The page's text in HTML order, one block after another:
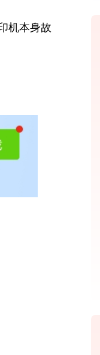
机本身故